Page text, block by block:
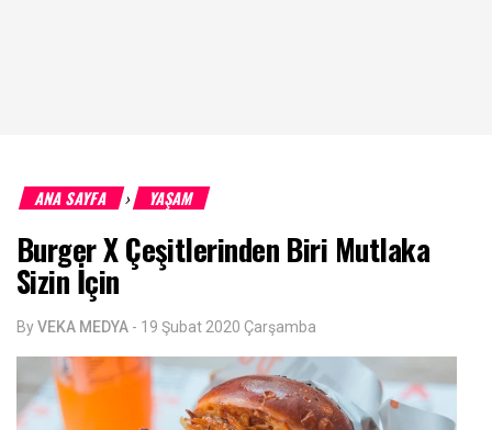
ANA SAYFA › YAŞAM
Burger X Çeşitlerinden Biri Mutlaka
Sizin İçin
ByVEKA MEDYA - 19 Şubat 2020 Çarşamba